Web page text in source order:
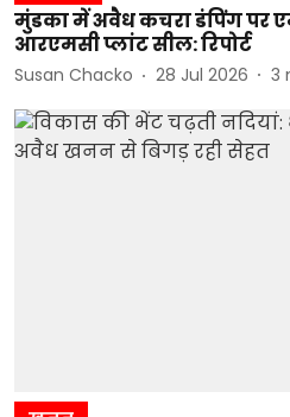
मुंडका में अवैध कचरा डंपिंग पर
आरएमसी प्लांट सील: रिपोर्ट
Susan Chacko 28 Jul 2026 3